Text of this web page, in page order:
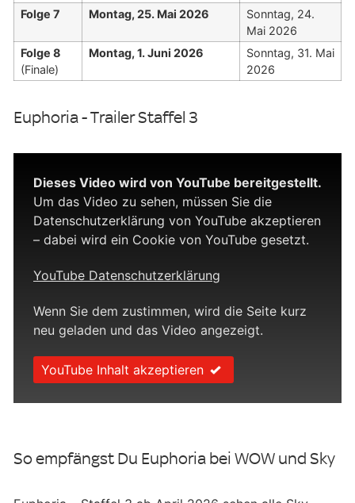
Folge 7
Montag, 25. Mai 2026
Sonntag, 24.
Mai 2026
Folge 8
(Finale)
Montag, 1. Juni 2026
Sonntag, 31. Mai
2026
Euphoria - Trailer Staffel 3
Dieses Video wird von YouTube bereitgestellt.
Um das Video zu sehen, müssen Sie die
Datenschutzerklärung von YouTube akzeptieren
– dabei wird ein Cookie von YouTube gesetzt.
YouTube Datenschutzerklärung
Wenn Sie dem zustimmen, wird die Seite kurz
neu geladen und das Video angezeigt.
YouTube Inhalt akzeptieren
So empfängst Du Euphoria bei WOW und Sky